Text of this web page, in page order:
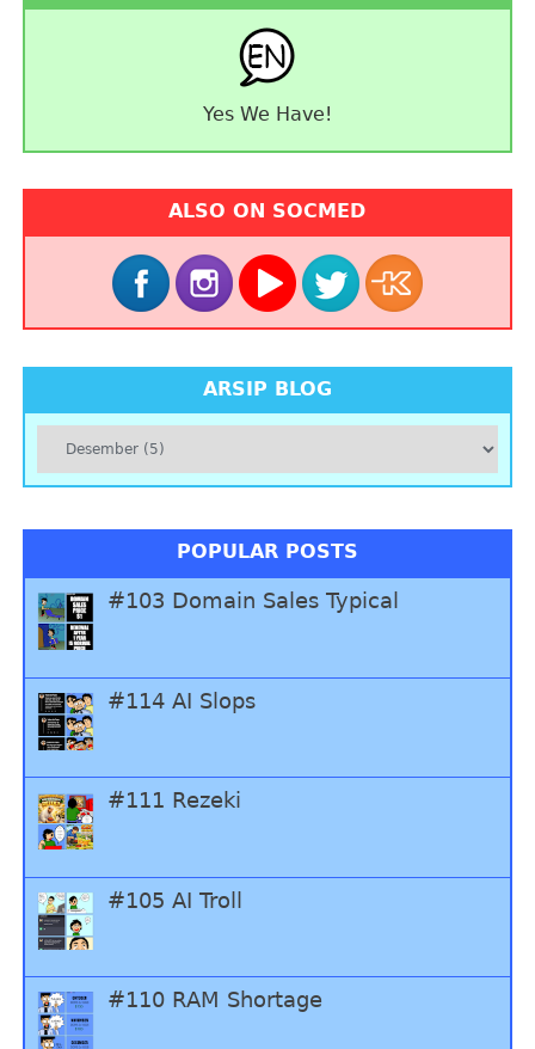
Yes We Have!
ALSO ON SOCMED
ARSIP BLOG
POPULAR POSTS
#103 Domain Sales Typical
#114 AI Slops
#111 Rezeki
#105 AI Troll
#110 RAM Shortage